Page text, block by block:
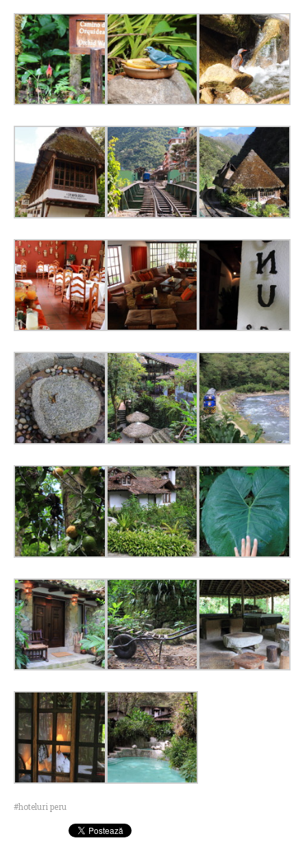
hoteluri peru